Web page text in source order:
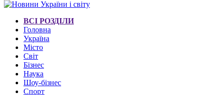
ВСІ РОЗДІЛИ
Головна
Україна
Місто
Світ
Бізнес
Наука
Шоу-бізнес
Спорт